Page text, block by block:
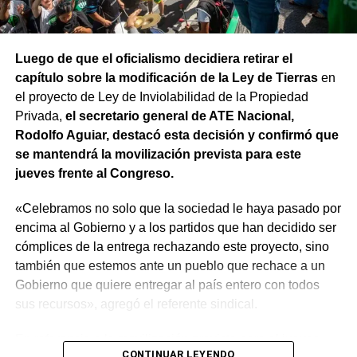
Luego de que el oficialismo decidiera retirar el
capítulo sobre la modificación de la Ley de Tierrasen
el proyecto de Ley de Inviolabilidad de la Propiedad
Privada, el secretario general de ATE Nacional,
Rodolfo Aguiar, destacó esta decisión y confirmó que
se mantendrá la movilización prevista para este
jueves frente al Congreso.
«Celebramos no solo que la sociedad le haya pasado por
encima al Gobierno y a los partidos que han decidido ser
cómplices de la entrega rechazando este proyecto, sino
también que estemos ante un pueblo que rechace a un
Gobierno que quiere entregar al país entero con todos
sus recursos», agregó el referente sindical.
En referencia a la movilización prevista para el jueves,
CONTINUAR LEYENDO